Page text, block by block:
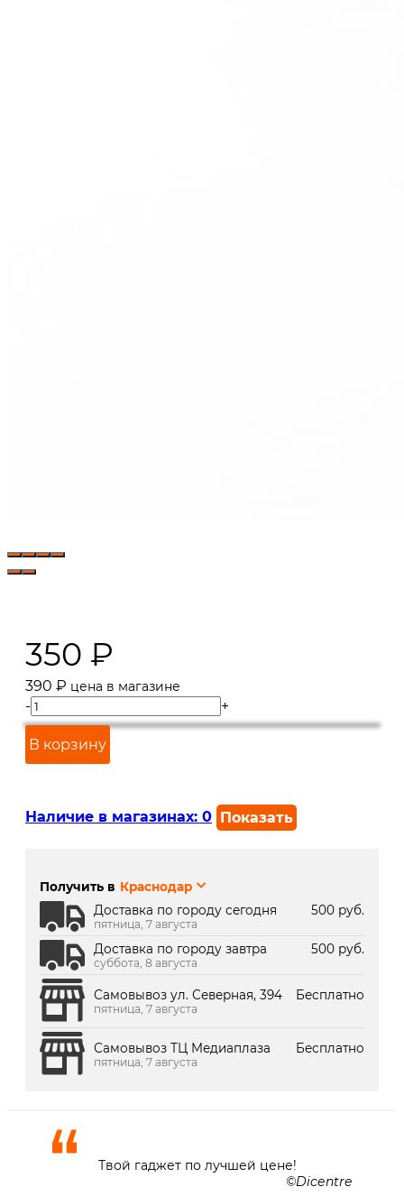
350 ₽
390 ₽ цена в магазине
- +
В корзину
Наличие в магазинах: 0 Показать
г. Краснодар, ТК Медиаплаза:
Получить в Краснодар
Доставка по городу сегодня
500 руб.
пятница, 7 августа
Доставка по городу завтра 500 руб.
суббота, 8 августа
Самовывоз ул. Северная, 394 Бесплатно
пятница, 7 августа
Самовывоз ТЦ Медиаплаза Бесплатно
пятница, 7 августа
Твой гаджет по лучшей цене!
Dicentre